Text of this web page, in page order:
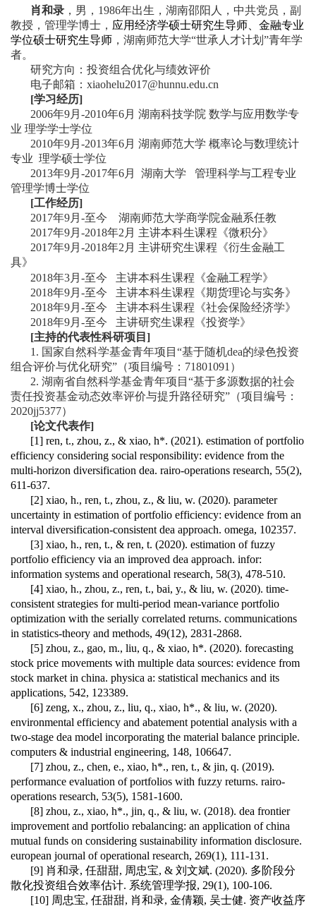
肖和录 ，男，1986年出生，湖南邵阳人，中共党员，副
教授，管理学博士， 应用经济学硕士研究生导师、金融专业
学位硕士研究生导师 ，湖南师范大学“世承人才计划”青年学
者。
研究方向：投资组合优化与绩效评价
电子邮箱： xiaohelu2017@hunnu.edu.cn
[学习经历]
2006年9月 -2010年6月 湖南科技学院 数学与应用数学专
业 理学学士学位
2010年9月 -2013年6月 湖南师范大学 概率论与数理统计
专业 理学硕士学位
2013年9月 -2017年6月 湖南大学
管理科学与工程专业
管理学博士学位
[工作经历]
2017年9月 -至今
湖南师范大学商学院金融系任教
2017年9月 -2018年2 月 主讲本科生课程《微积分》
2017年9月 -2018年2 月 主讲研究生课程《衍生金融工
具》
2018年3月 -至今
主讲本科生课程《金融工程学》
2018年9月 -至今
主讲本科生课程《期货理论与实务》
2018年9月 -至今
主讲本科生课程《社会保险经济学》
2018年9月 -至今
主讲研究生课程《投资学》
[主持的代表性科研项目]
1. 国家自然科学基金青年项目“基于随机dea的绿色投资
组合评价与优化研究”（项目编号： 71801091 ）
2. 湖南省自然科学基金青年项目“基于多源数据的社会
责任投资基金动态效率评价与提升路径研究”（项目编号：
2020jj5377）
[论文代表作]
[1] ren, t., zhou, z., & xiao, h*. (2021). estimation of portfolio
efficiency considering social responsibility: evidence from the
multi-horizon diversification dea. rairo-operations research, 55(2),
611-637.
[2] xiao, h., ren, t., zhou, z., & liu, w. (2020). parameter
uncertainty in estimation of portfolio efficiency: evidence from an
interval diversification-consistent dea approach. omega, 102357.
[3] xiao, h., ren, t., & ren, t. (2020). estimation of fuzzy
portfolio efficiency via an improved dea approach. infor:
information systems and operational research, 58(3), 478-510.
[4] xiao, h., zhou, z., ren, t., bai, y., & liu, w. (2020). time-
consistent strategies for multi-period mean-variance portfolio
optimization with the serially correlated returns. communications
in statistics-theory and methods, 49(12), 2831-2868.
[5] zhou, z., gao, m., liu, q., & xiao, h*. (2020). forecasting
stock price movements with multiple data sources: evidence from
stock market in china. physica a: statistical mechanics and its
applications, 542, 123389.
[6] zeng, x., zhou, z., liu, q., xiao, h*., & liu, w. (2020).
environmental efficiency and abatement potential analysis with a
two-stage dea model incorporating the material balance principle.
computers & industrial engineering, 148, 106647.
[7] zhou, z., chen, e., xiao, h*., ren, t., & jin, q. (2019).
performance evaluation of portfolios with fuzzy returns. rairo-
operations research, 53(5), 1581-1600.
[8] zhou, z., xiao, h*., jin, q., & liu, w. (2018). dea frontier
improvement and portfolio rebalancing: an application of china
mutual funds on considering sustainability information disclosure.
european journal of operational research, 269(1), 111-131.
[9] 肖和录, 任甜甜, 周忠宝, & 刘文斌. (2020). 多阶段分
散化投资组合效率估计. 系统管理学报, 29(1), 100-106.
[10] 周忠宝, 任甜甜, 肖和录, 金倩颖, 吴士健. 资产收益序